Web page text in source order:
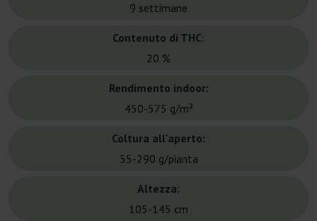
9 settimane
Contenuto di THC:
20 %
Rendimento indoor:
450-575 g/m²
Coltura all'aperto:
55-290 g/pianta
Altezza:
105-145 cm